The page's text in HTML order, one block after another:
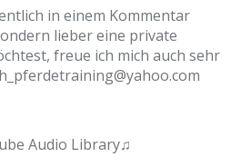
in einem Kommentar
lieber eine private
freue ich mich auch sehr
Audio Library♫